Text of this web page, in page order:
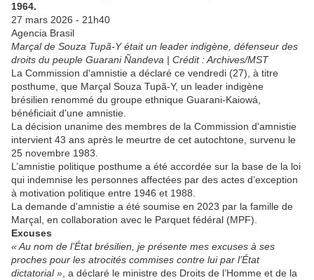
1964.
27 mars 2026 - 21h40
Agencia Brasil
Marçal de Souza Tupã-Y était un leader indigène, défenseur des
droits du peuple Guarani Ñandeva | Crédit : Archives/MST
La Commission d'amnistie a déclaré ce vendredi (27), à titre
posthume, que Marçal Souza Tupã-Y, un leader indigène
brésilien renommé du groupe ethnique Guarani-Kaiowá,
bénéficiait d'une amnistie.
La décision unanime des membres de la Commission d'amnistie
intervient 43 ans après le meurtre de cet autochtone, survenu le
25 novembre 1983.
L’amnistie politique posthume a été accordée sur la base de la loi
qui indemnise les personnes affectées par des actes d’exception
à motivation politique entre 1946 et 1988.
La demande d'amnistie a été soumise en 2023 par la famille de
Marçal, en collaboration avec le Parquet fédéral (MPF).
Excuses
« Au nom de l’État brésilien, je présente mes excuses à ses
proches pour les atrocités commises contre lui par l’État
dictatorial » , a déclaré le ministre des Droits de l’Homme et de la